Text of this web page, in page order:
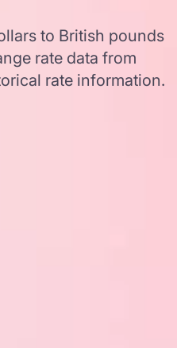
to British pounds
rate data from
rate information.